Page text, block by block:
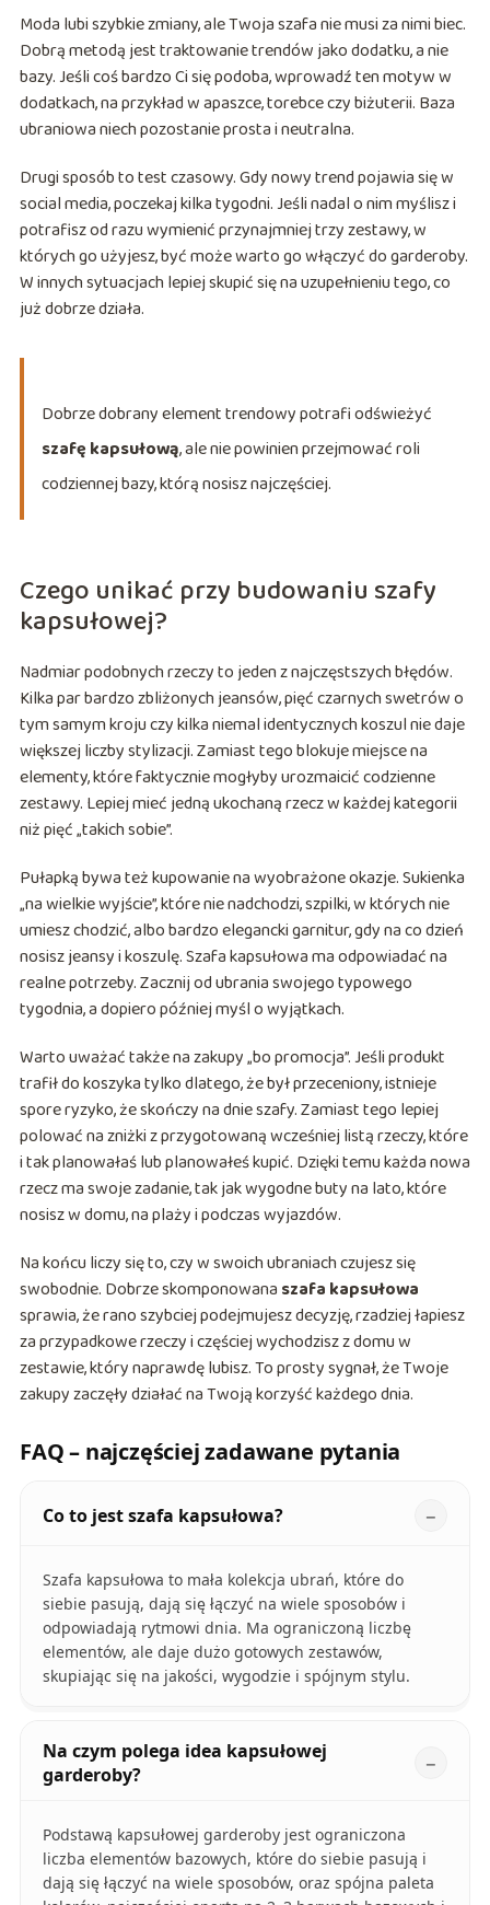
Moda lubi szybkie zmiany, ale Twoja szafa nie musi za nimi biec.
Dobrą metodą jest traktowanie trendów jako dodatku, a nie
bazy. Jeśli coś bardzo Ci się podoba, wprowadź ten motyw w
dodatkach, na przykład w apaszce, torebce czy biżuterii. Baza
ubraniowa niech pozostanie prosta i neutralna.
Drugi sposób to test czasowy. Gdy nowy trend pojawia się w
social media, poczekaj kilka tygodni. Jeśli nadal o nim myślisz i
potrafisz od razu wymienić przynajmniej trzy zestawy, w
których go użyjesz, być może warto go włączyć do garderoby.
W innych sytuacjach lepiej skupić się na uzupełnieniu tego, co
już dobrze działa.
Dobrze dobrany element trendowy potrafi odświeżyć
szafę kapsułową, ale nie powinien przejmować roli
codziennej bazy, którą nosisz najczęściej.
Czego unikać przy budowaniu szafy
kapsułowej?
Nadmiar podobnych rzeczy to jeden z najczęstszych błędów.
Kilka par bardzo zbliżonych jeansów, pięć czarnych swetrów o
tym samym kroju czy kilka niemal identycznych koszul nie daje
większej liczby stylizacji. Zamiast tego blokuje miejsce na
elementy, które faktycznie mogłyby urozmaicić codzienne
zestawy. Lepiej mieć jedną ukochaną rzecz w każdej kategorii
niż pięć „takich sobie”.
Pułapką bywa też kupowanie na wyobrażone okazje. Sukienka
„na wielkie wyjście”, które nie nadchodzi, szpilki, w których nie
umiesz chodzić, albo bardzo elegancki garnitur, gdy na co dzień
nosisz jeansy i koszulę. Szafa kapsułowa ma odpowiadać na
realne potrzeby. Zacznij od ubrania swojego typowego
tygodnia, a dopiero później myśl o wyjątkach.
Warto uważać także na zakupy „bo promocja”. Jeśli produkt
trafił do koszyka tylko dlatego, że był przeceniony, istnieje
spore ryzyko, że skończy na dnie szafy. Zamiast tego lepiej
polować na zniżki z przygotowaną wcześniej listą rzeczy, które
i tak planowałaś lub planowałeś kupić. Dzięki temu każda nowa
rzecz ma swoje zadanie, tak jak wygodne buty na lato, które
nosisz w domu, na plaży i podczas wyjazdów.
Na końcu liczy się to, czy w swoich ubraniach czujesz się
swobodnie. Dobrze skomponowana szafa kapsułowa
sprawia, że rano szybciej podejmujesz decyzję, rzadziej łapiesz
za przypadkowe rzeczy i częściej wychodzisz z domu w
zestawie, który naprawdę lubisz. To prosty sygnał, że Twoje
zakupy zaczęły działać na Twoją korzyść każdego dnia.
FAQ – najczęściej zadawane pytania
Co to jest szafa kapsułowa?
Szafa kapsułowa to mała kolekcja ubrań, które do
siebie pasują, dają się łączyć na wiele sposobów i
odpowiadają rytmowi dnia. Ma ograniczoną liczbę
elementów, ale daje dużo gotowych zestawów,
skupiając się na jakości, wygodzie i spójnym stylu.
Na czym polega idea kapsułowej
garderoby?
Podstawą kapsułowej garderoby jest ograniczona
liczba elementów bazowych, które do siebie pasują i
dają się łączyć na wiele sposobów, oraz spójna paleta